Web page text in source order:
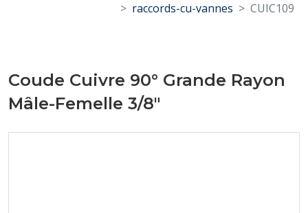
raccords-cu-vannes
CUIC109
Coude Cuivre 90° Grande Rayon
Mâle-Femelle 3/8"